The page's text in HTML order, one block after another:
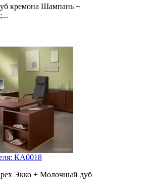
кремона Шампань +
КА0018
Экко + Молочный дуб